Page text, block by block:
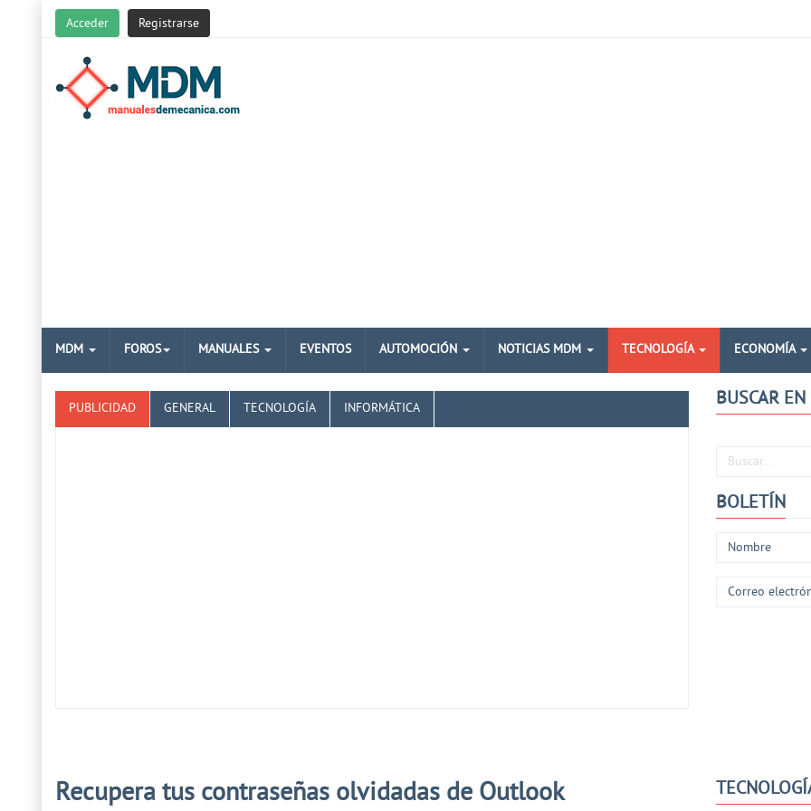
Acceder Registrarse
MDM FOROS MANUALES EVENTOS AUTOMOCIÓN NOTICIAS MDM TECNOLOGÍA ECONOMÍA
PUBLICIDAD GENERAL TECNOLOGÍA INFORMÁTICA BUSCAR
Buscar...
BOLETÍN
Recupera tus contraseñas olvidadas de Outlook